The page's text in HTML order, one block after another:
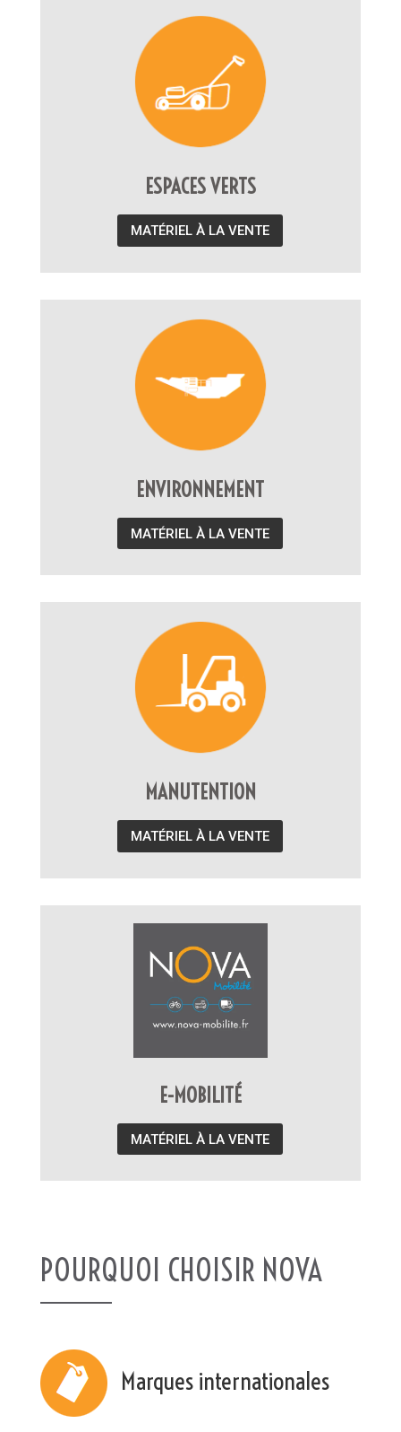
ESPACES VERTS
MATÉRIEL À LA VENTE
ENVIRONNEMENT
MATÉRIEL À LA VENTE
MANUTENTION
MATÉRIEL À LA VENTE
E-MOBILITÉ
MATÉRIEL À LA VENTE
POURQUOI CHOISIR NOVA
Marques internationales